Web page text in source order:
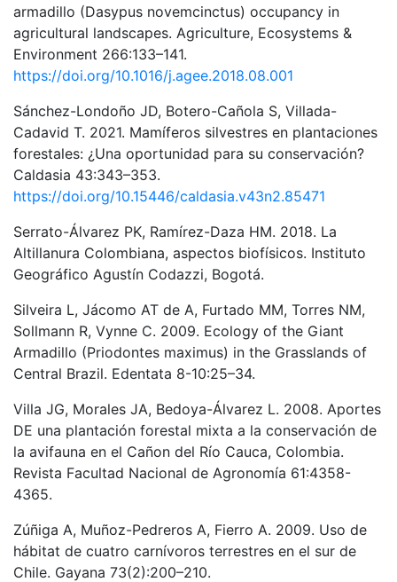
armadillo (Dasypus novemcinctus) occupancy in
agricultural landscapes. Agriculture, Ecosystems &
Environment 266:133–141.
https://doi.org/10.1016/j.agee.2018.08.001
Sánchez-Londoño JD, Botero-Cañola S, Villada-
Cadavid T. 2021. Mamíferos silvestres en plantaciones
forestales: ¿Una oportunidad para su conservación?
Caldasia 43:343–353.
https://doi.org/10.15446/caldasia.v43n2.85471
Serrato-Álvarez PK, Ramírez-Daza HM. 2018. La
Altillanura Colombiana, aspectos biofísicos. Instituto
Geográfico Agustín Codazzi, Bogotá.
Silveira L, Jácomo AT de A, Furtado MM, Torres NM,
Sollmann R, Vynne C. 2009. Ecology of the Giant
Armadillo (Priodontes maximus) in the Grasslands of
Central Brazil. Edentata 8-10:25–34.
Villa JG, Morales JA, Bedoya-Álvarez L. 2008. Aportes
DE una plantación forestal mixta a la conservación de
la avifauna en el Cañon del Río Cauca, Colombia.
Revista Facultad Nacional de Agronomía 61:4358-
4365.
Zúñiga A, Muñoz-Pedreros A, Fierro A. 2009. Uso de
hábitat de cuatro carnívoros terrestres en el sur de
Chile. Gayana 73(2):200–210.